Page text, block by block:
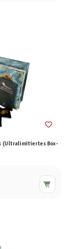
(Ultralimitiertes Box-